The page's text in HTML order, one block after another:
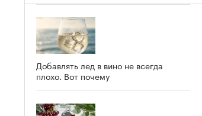
Добавлять лед в вино не всегда
плохо. Вот почему